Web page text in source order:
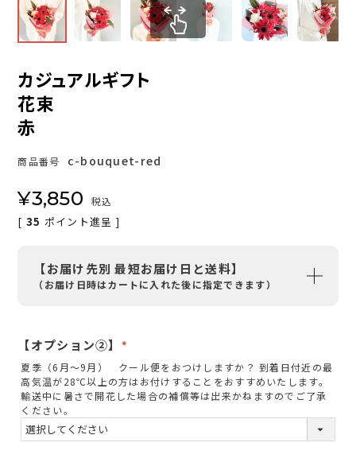
カジュアルギフト
花束
赤
商品番号 c-bouquet-red
¥3,850 税込
[ 35 ポイント進呈 ]
【お届け先別 最短お届け日と送料】
（お届け日時はカートに入れた後に指定できます）
【オプション②】
(
必
須
)
夏季（6月～9月） クール便をおつけしますか？ 到着日付近の最
高気温が28℃以上の方はお付けすることをおすすめいたします。
輸送中に暑さで開花した場合の補償等は出来かねますのでご了承
ください。